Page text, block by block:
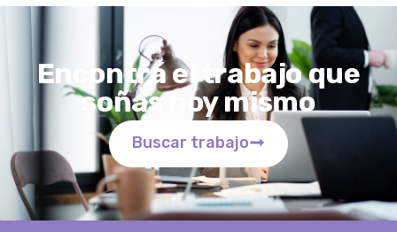
Encontrá el trabajo que
soñas hoy mismo
Buscar trabajo